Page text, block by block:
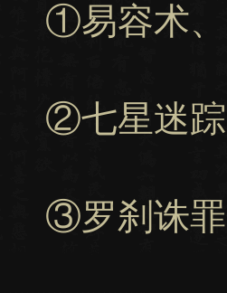
①易容术
②七星迷踪
③罗刹诛罪